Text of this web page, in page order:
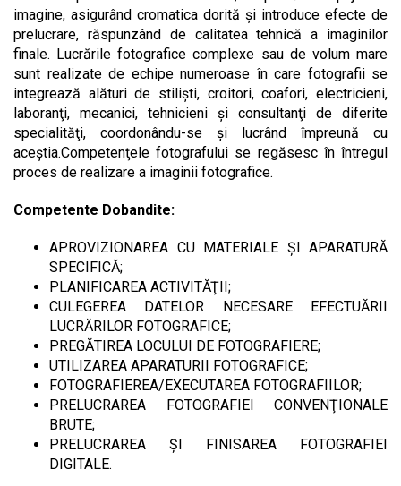
imagine, asigurând cromatica dorită şi introduce efecte de
prelucrare, răspunzând de calitatea tehnică a imaginilor
finale. Lucrările fotografice complexe sau de volum mare
sunt realizate de echipe numeroase în care fotografii se
integrează alături de stilişti, croitori, coafori, electricieni,
laboranţi, mecanici, tehnicieni şi consultanţi de diferite
specialităţi, coordonându-se şi lucrând împreună cu
aceştia.Competenţele fotografului se regăsesc în întregul
proces de realizare a imaginii fotografice.
Competente Dobandite:
APROVIZIONAREA CU MATERIALE ŞI APARATURĂ
SPECIFICĂ;
PLANIFICAREA ACTIVITĂŢII;
CULEGEREA DATELOR NECESARE EFECTUĂRII
LUCRĂRILOR FOTOGRAFICE;
PREGĂTIREA LOCULUI DE FOTOGRAFIERE;
UTILIZAREA APARATURII FOTOGRAFICE;
FOTOGRAFIEREA/EXECUTAREA FOTOGRAFIILOR;
PRELUCRAREA FOTOGRAFIEI CONVENŢIONALE
BRUTE;
PRELUCRAREA ŞI FINISAREA FOTOGRAFIEI
DIGITALE.